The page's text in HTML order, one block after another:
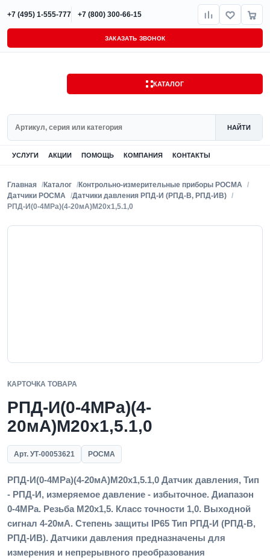
+7 (495) 1-555-777 +7 (800) 300-66-15
ЗАКАЗАТЬ ЗВОНОК
КАТАЛОГ
НАЙТИ
УСЛУГИ АКЦИИ ПОМОЩЬ КОМПАНИЯ КОНТАКТЫ
Главная Каталог
Контрольно-измерительные приборы РОСМА
Датчики РОСМА
Датчики давления РПД-И (РПД-В, РПД-ИВ)
РПД-И(0-4MPa)(4-20мА)M20x1,5.1,0
КАРТОЧКА ТОВАРА
РПД-И(0-4MPa)(4-
20мА)M20x1,5.1,0
Арт. УТ-00053621 РОСМА
РПД-И(0-4MPa)(4-20мА)M20x1,5.1,0 Датчик давления, Тип
- РПД-И, измеряемое давление - избыточное. Диапазон
0-4MPa. Резьба M20x1,5. Класс точности 1,0. Выходной
сигнал 4-20мА. Степень защиты IP65 Тип РПД-И (РПД-В,
РПД-ИВ). Датчики давления предназначены для
измерения и непрерывного преобразования